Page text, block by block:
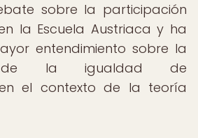
sobre la participación
la Escuela Austriaca y ha
entendimiento sobre la
de la igualdad de
el contexto de la teoría